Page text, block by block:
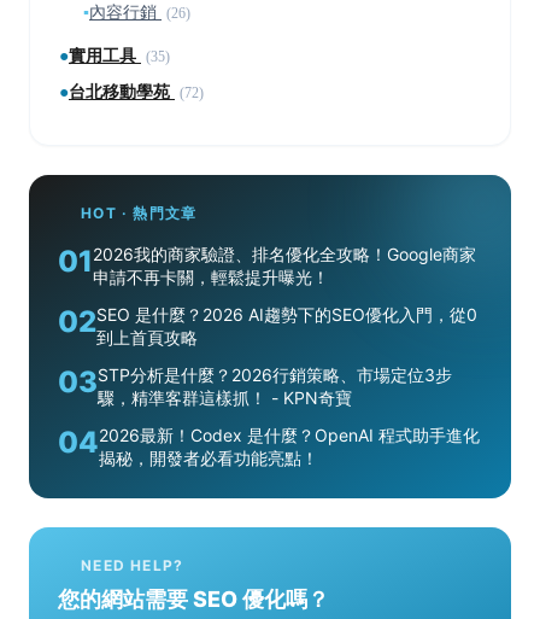
▪內容行銷 (26)
●實用工具 (35)
●台北移動學苑 (72)
HOT · 熱門文章
012026我的商家驗證、排名優化全攻略！Google商家
申請不再卡關，輕鬆提升曝光！
02SEO 是什麼？2026 AI趨勢下的SEO優化入門，從0
到上首頁攻略
03STP分析是什麼？2026行銷策略、市場定位3步
驟，精準客群這樣抓！ - KPN奇寶
042026最新！Codex 是什麼？OpenAI 程式助手進化
揭秘，開發者必看功能亮點！
NEED HELP?
您的網站需要 SEO 優化嗎？